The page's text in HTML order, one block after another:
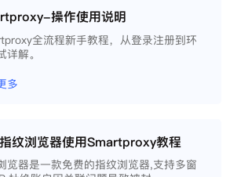
操作使用说明
全流程新手教程，从登录注册到环
详解。
多
纹浏览器使用Smartproxy教程
览器是一款免费的指纹浏览器,支持多窗